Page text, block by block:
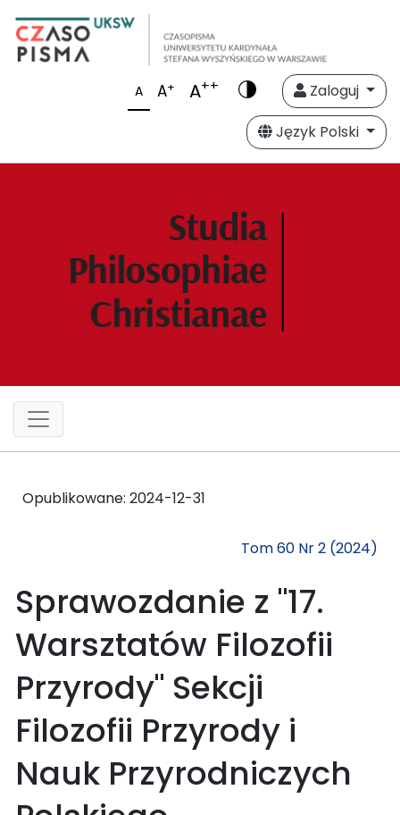
A A+ A++
Zaloguj
Język Polski
Opublikowane: 2024-12-31
Tom 60 Nr 2 (2024)
Sprawozdanie z "17.
Warsztatów Filozofii
Przyrody" Sekcji
Filozofii Przyrody i
Nauk Przyrodniczych